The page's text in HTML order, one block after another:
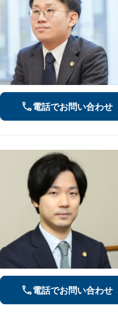
電話でお問い合わせ
電話でお問い合わせ